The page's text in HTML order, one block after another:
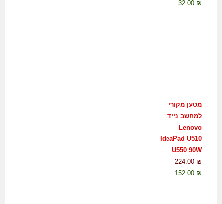
32.00 ₪
מטען מקורי
למחשב נייד
Lenovo
IdeaPad U510
U550 90W
224.00₪
152.00 ₪